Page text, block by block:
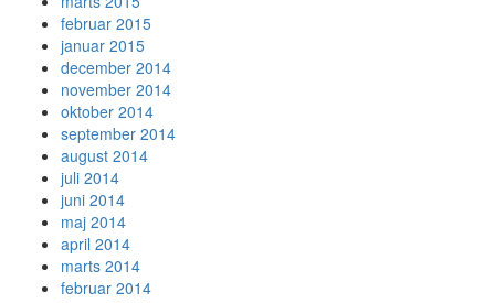
februar 2015
januar 2015
december 2014
november 2014
oktober 2014
september 2014
august 2014
juli 2014
juni 2014
maj 2014
april 2014
marts 2014
februar 2014